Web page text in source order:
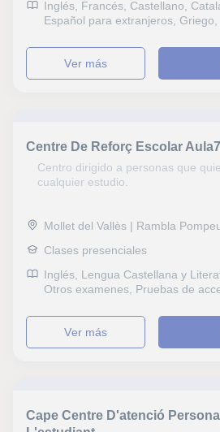
Inglés, Francés, Castellano,
Español para extranjeros,
Sociales, Historia, Filosofía,
Literatura, Latín y Griego, Otras
Lectura, Lengua catalana y
Repaso General, ESO,
Primaria, Universidad, Ciclos
Educación, Geografía,
ver más
Centre De Reforç Escolar Aula7
Centro dirigido a personas que
cualquier estudio.
Mollet del Vallès | Rambla
Clases presenciales
Inglés, Lengua Castellana y
Otros examenes, Pruebas de
ESO, Bachillerato, Todos los
Formativos, Matemáticas
ver más
Cape Centre D'atenció